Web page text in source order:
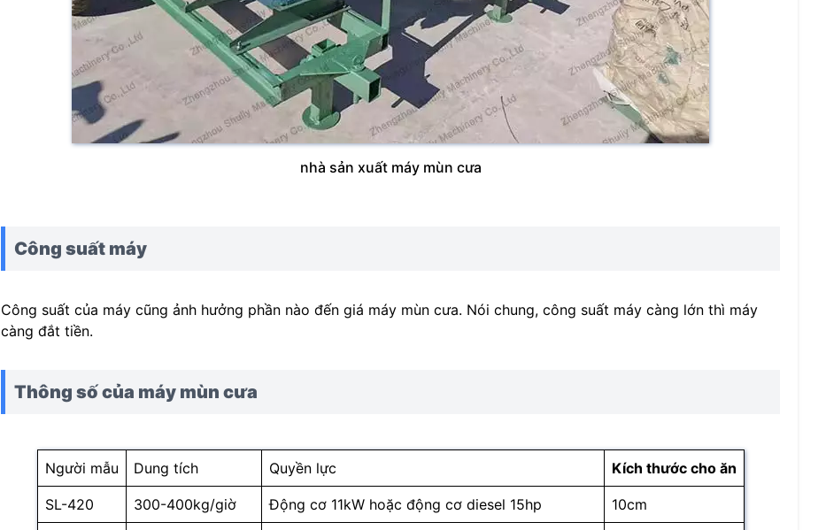
nhà sản xuất máy mùn cưa
Công suất máy
Công suất của máy cũng ảnh hưởng phần nào đến giá máy mùn cưa. Nói chung, công suất máy càng lớn thì máy
càng đắt tiền.
Thông số của máy mùn cưa
Người mẫu Dung tích Quyền lực Kích thước cho ăn
SL-420 300-400kg/giờ Động cơ 11kW hoặc động cơ diesel 15hp 10cm